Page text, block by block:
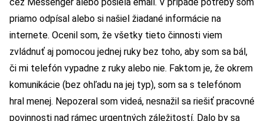
priamo odpísal alebo si našiel žiadané informácie na
internete. Ocenil som, že všetky tieto činnosti viem
zvládnuť aj pomocou jednej ruky bez toho, aby som sa bál,
či mi telefón vypadne z ruky alebo nie. Faktom je, že okrem
komunikácie (bez ohľadu na jej typ), som sa s telefónom
hral menej. Nepozeral som videá, nesnažil sa riešiť pracovné
povinnosti nad rámec urgentných záležitostí. Dalo by sa